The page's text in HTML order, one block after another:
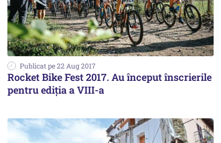
Publicat pe 22 Aug 2017
Rocket Bike Fest 2017. Au început înscrierile
pentru ediția a VIII-a